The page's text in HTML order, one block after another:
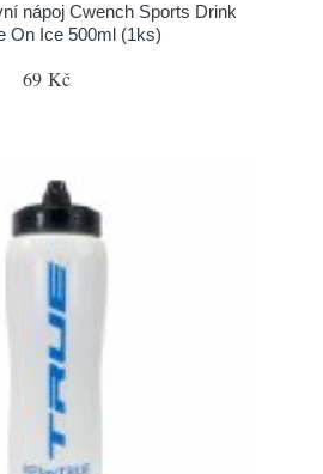
nápoj Cwench Sports Drink
On Ice 500ml (1ks)
69 Kč